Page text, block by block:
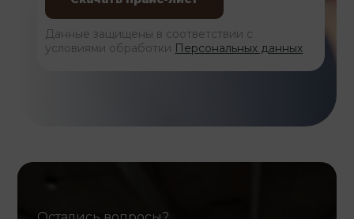
Данные защищены в соответствии с
условиями обработки Персональных данных